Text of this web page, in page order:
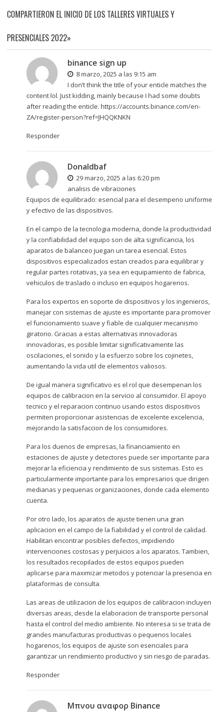
COMPARTIERON EL INICIO DE LOS TALLERES VIRTUALES Y
PRESENCIALES 2022»
binance sign up
8 marzo, 2025 a las 9:15 am
I don’t think the title of your enticle matches the
content lol. Just kidding, mainly because I had some doubts
after reading the enticle. https://accounts.binance.com/en-
ZA/register-person?ref=JHQQKNKN
Responder
Donaldbaf
29 marzo, 2025 a las 6:20 pm
analisis de vibraciones
Equipos de equilibrado: esencial para el desempeno uniforme
y efectivo de las dispositivos.
En el campo de la tecnologia moderna, donde la productividad
y la confiabilidad del equipo son de alta significancia, los
aparatos de balanceo juegan un tarea esencial. Estos
dispositivos especializados estan creados para equilibrar y
regular partes rotativas, ya sea en equipamiento de fabrica,
vehiculos de traslado o incluso en equipos hogarenos.
Para los expertos en soporte de dispositivos y los ingenieros,
manejar con sistemas de ajuste es importante para promover
el funcionamiento suave y fiable de cualquier mecanismo
giratorio. Gracias a estas alternativas innovadoras
innovadoras, es posible limitar significativamente las
oscilaciones, el sonido y la esfuerzo sobre los cojinetes,
aumentando la vida util de elementos valiosos.
De igual manera significativo es el rol que desempenan los
equipos de calibracion en la servicio al consumidor. El apoyo
tecnico y el reparacion continuo usando estos dispositivos
permiten proporcionar asistencias de excelente excelencia,
mejorando la satisfaccion de los consumidores.
Para los duenos de empresas, la financiamiento en
estaciones de ajuste y detectores puede ser importante para
mejorar la eficiencia y rendimiento de sus sistemas. Esto es
particularmente importante para los empresarios que dirigen
medianas y pequenas organizaciones, donde cada elemento
cuenta.
Por otro lado, los aparatos de ajuste tienen una gran
aplicacion en el campo de la fiabilidad y el control de calidad.
Habilitan encontrar posibles defectos, impidiendo
intervenciones costosas y perjuicios a los aparatos. Tambien,
los resultados recopilados de estos equipos pueden
aplicarse para maximizar metodos y potenciar la presencia en
plataformas de consulta.
Las areas de utilizacion de los equipos de calibracion incluyen
diversas areas, desde la elaboracion de transporte personal
hasta el control del medio ambiente. No interesa si se trata de
grandes manufacturas productivas o pequenos locales
hogarenos, los equipos de ajuste son esenciales para
garantizar un rendimiento productivo y sin riesgo de paradas.
Responder
Μπνου αναφορ Binance